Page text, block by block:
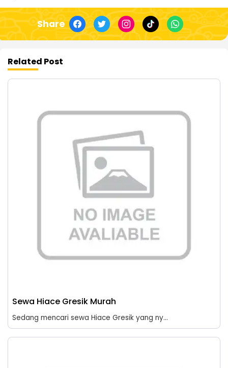
Share
Related Post
Sewa Hiace Gresik Murah
Sedang mencari sewa Hiace Gresik yang ny...